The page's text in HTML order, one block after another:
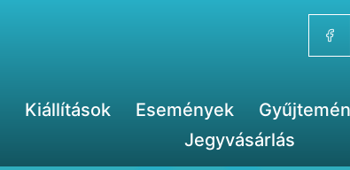
Kiállítások Események
Jegyvásárlás